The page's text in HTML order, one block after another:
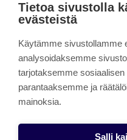
luettavissa. Verkkolehtien
innovaatiotoimintaa.
About the site
Jamkin verkkolehdet
Tietoa sivustolla
evästeistä
Käytämme sivustollamme
analysoidaksemme
tarjotaksemme
parantaaksemme ja
mainoksia.
Salli